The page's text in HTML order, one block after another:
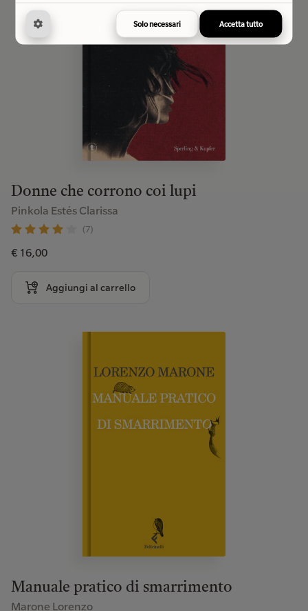
Donne che corrono coi lupi
Pinkola Estés Clarissa
(7)
€ 16,00
Aggiungi al carrello
Manuale pratico di smarrimento
Marone Lorenzo
Solo necessari Accetta tutto